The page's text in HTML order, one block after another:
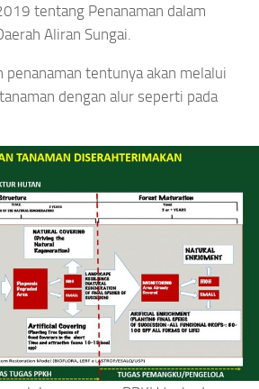
tentang Penanaman dalam
Aliran Sungai.
penanaman tentunya akan melalui
dengan alur seperti pada